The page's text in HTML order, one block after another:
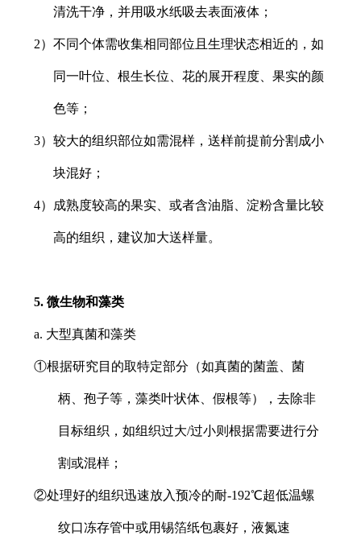
清洗干净，并用吸水纸吸去表面液体；
2）不同个体需收集相同部位且生理状态相近的，如
同一叶位、根生长位、花的展开程度、果实的颜
色等；
3）较大的组织部位如需混样，送样前提前分割成小
块混好；
4）成熟度较高的果实、或者含油脂、淀粉含量比较
高的组织，建议加大送样量。
5. 微生物和藻类
a. 大型真菌和藻类
①根据研究目的取特定部分（如真菌的菌盖、菌
柄、孢子等，藻类叶状体、假根等），去除非
目标组织，如组织过大/过小则根据需要进行分
割或混样；
②处理好的组织迅速放入预冷的耐-192℃超低温螺
纹口冻存管中或用锡箔纸包裹好，液氮速